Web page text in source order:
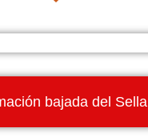
bajada del Sella